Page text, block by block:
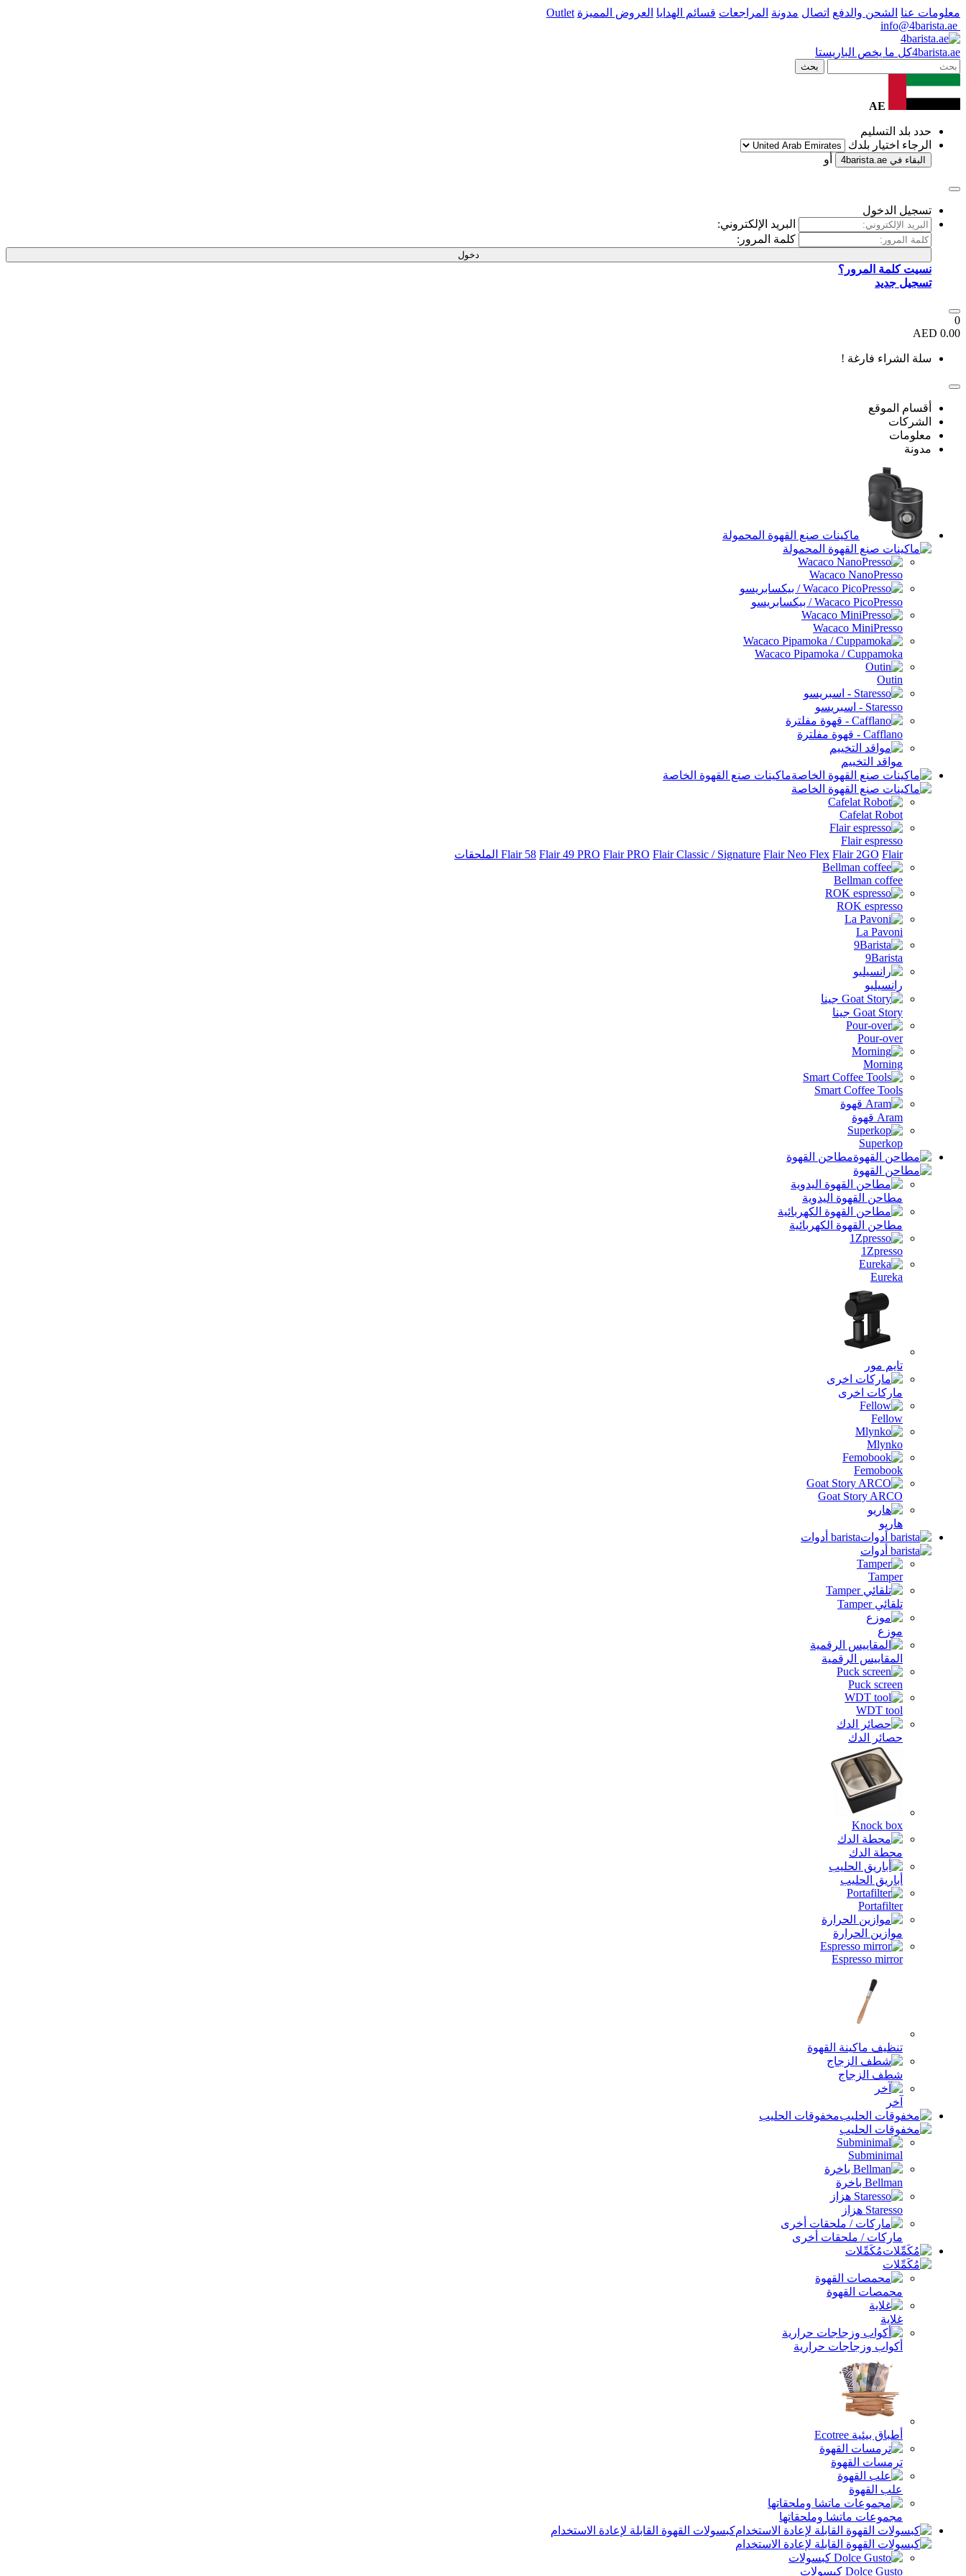
معلومات عنا الشحن والدفع اتصال مدونة المراجعات قسائم الهدايا العروض المميزة Outlet
4barista.ae كل ما يخص الباريستا
بحث
AE
حدد بلد التسليم
الرجاء اختيار بلدك
البقاء في 4barista.ae أو
تسجيل الدخول
البريد الإلكتروني:
كلمة المرور:
دخول
نسيت كلمة المرور؟
تسجيل جديد
0
0.00 AED
سلة الشراء فارغة !
أقسام الموقع
الشركات
معلومات
مدونة
ماكينات صنع القهوة المحمولة
Wacaco NanoPresso
Wacaco PicoPresso / بيكسابريسو
Wacaco MiniPresso
Wacaco Pipamoka / Cuppamoka
Outin
Staresso - اسبريسو
Cafflano - قهوة مفلترة
مواقد التخييم
ماكينات صنع القهوة الخاصة
Cafelat Robot
Flair espresso
Flair 58 Flair 49 PRO Flair PRO Flair Classic / Signature Flair Neo Flex Flair 2GO Flair الملحقات
Bellman coffee
ROK espresso
La Pavoni
9Barista
رانسيليو
Goat Story جينا
Pour-over
Morning
Smart Coffee Tools
Aram قهوة
Superkop
مطاحن القهوة
مطاحن القهوة اليدوية
مطاحن القهوة الكهربائية
1Zpresso
Eureka
تايم مور
ماركات اخرى
Fellow
Mlynko
Femobook
Goat Story ARCO
هاريو
barista أدوات
Tamper
تلقائي Tamper
موزع
المقاييس الرقمية
Puck screen
WDT tool
حصائر الدك
Knock box
محطة الدك
أباريق الحليب
Portafilter
موازين الحرارة
Espresso mirror
تنظيف ماكينة القهوة
شطف الزجاج
آخر
مخفوقات الحليب
Subminimal
Bellman باخرة
Staresso هزاز
ماركات / ملحقات أخرى
مُكَمِّلات
محمصات القهوة
غلاية
أكواب وزجاجات حرارية
أطباق بيئية Ecotree
ترمسات القهوة
علب القهوة
مجموعات ماتشا وملحقاتها
كبسولات القهوة القابلة لإعادة الاستخدام
Dolce Gusto كبسولات